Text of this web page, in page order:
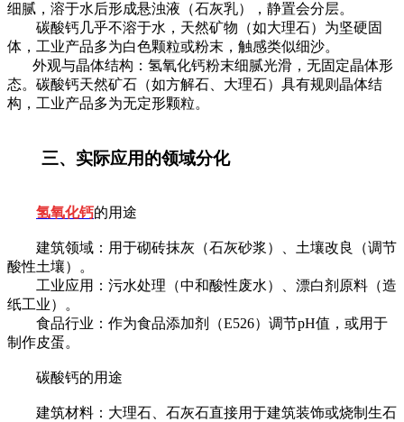
细腻，溶于水后形成悬浊液（石灰乳），静置会分层。
碳酸钙几乎不溶于水，天然矿物（如大理石）为坚硬固
体，工业产品多为白色颗粒或粉末，触感类似细沙。
外观与晶体结构：氢氧化钙粉末细腻光滑，无固定晶体形
态。碳酸钙天然矿石（如方解石、大理石）具有规则晶体结
构，工业产品多为无定形颗粒。
三、实际应用的领域分化
氢氧化钙的用途
建筑领域：用于砌砖抹灰（石灰砂浆）、土壤改良（调节
酸性土壤）。
工业应用：污水处理（中和酸性废水）、漂白剂原料（造
纸工业）。
食品行业：作为食品添加剂（E526）调节pH值，或用于
制作皮蛋。
碳酸钙的用途
建筑材料：大理石、石灰石直接用于建筑装饰或烧制生石